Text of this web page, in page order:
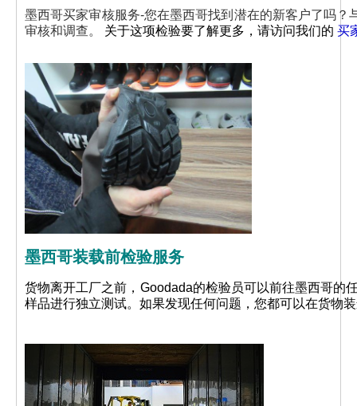
墨西哥买家审核服务-您在墨西哥找到潜在的新客户了吗
审核和调查。 关于这项检验要了解更多，请访问我们的 买
墨西哥装载前检验服务
货物离开工厂之前，Goodada的检验员可以前往墨西哥的
样品进行独立测试。如果发现任何问题，您都可以在货物